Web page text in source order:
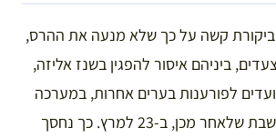
קשה על כך שלא מנעה את ההרס,
ביניהם איסור להפגין בשנז אליזה,
לפורענות בערים אחרות, במערכה
ה-19 שהתקיימה בשבת שלאחר מכן, ב-23 למרץ. כך נחסך